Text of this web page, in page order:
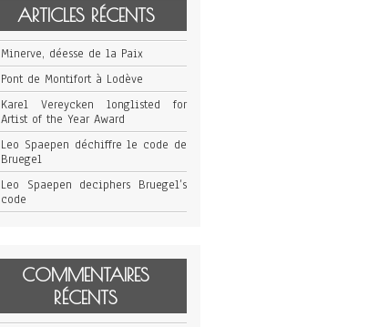
ARTICLES RÉCENTS
Minerve, déesse de la Paix
Pont de Montifort à Lodève
Karel Vereycken longlisted for
Artist of the Year Award
Leo Spaepen déchiffre le code de
Bruegel
Leo Spaepen deciphers Bruegel’s
code
COMMENTAIRES
RÉCENTS